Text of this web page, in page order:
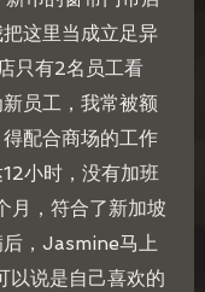
这里当成立足异
只有2名员工看
员工，我常被额
配合商场的工作
小时，没有加班
月，符合了新加坡
后，Jasmine马上
以说是自己喜欢的